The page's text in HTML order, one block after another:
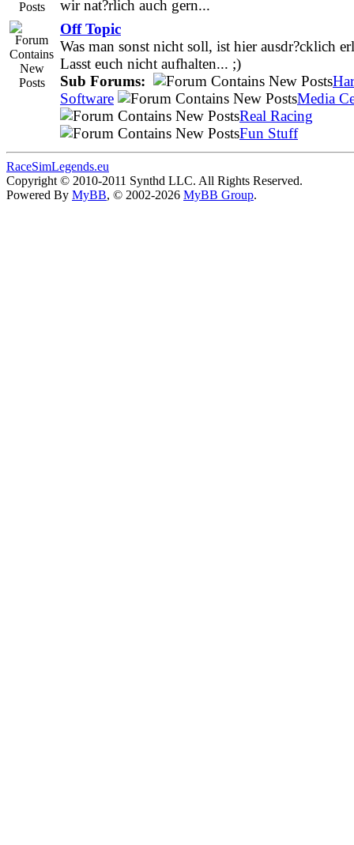
wir nat?rlich auch gern...
Off Topic
Was man sonst nicht soll, ist hier ausdr?cklich
Lasst euch nicht aufhalten... ;)
Sub Forums:
Software
Media
Real Racing
Fun Stuff
RaceSimLegends.eu
Copyright © 2010-2011 Synthd LLC. All Rights Reserved.
Powered By MyBB, © 2002-2026 MyBB Group.